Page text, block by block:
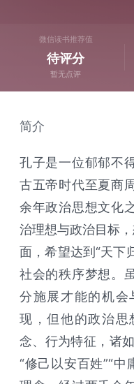
微信读书推荐值
待评分
暂无点评
简介
孔子是一位郁郁不
古五帝时代至夏商
余年政治思想文化
治理想与政治目标
面，希望达到“天下
社会的秩序梦想。
分施展才能的机会
现，但他的政治思
念、行为特征，诸
“修己以安百姓”“中